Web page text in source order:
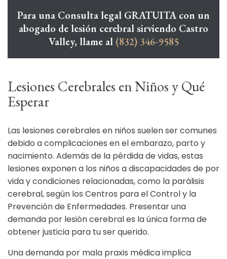
Para una Consulta legal GRATUITA con un
abogado de lesión cerebral sirviendo Castro
Valley, llame al (832) 346-9585
Lesiones Cerebrales en Niños y Qué
Esperar
Las lesiones cerebrales en niños suelen ser comunes
debido a complicaciones en el embarazo, parto y
nacimiento. Además de la pérdida de vidas, estas
lesiones exponen a los niños a discapacidades de por
vida y condiciones relacionadas, como la parálisis
cerebral, según los Centros para el Control y la
Prevención de Enfermedades. Presentar una
demanda por lesión cerebral es la única forma de
obtener justicia para tu ser querido.
Una demanda por mala praxis médica implica